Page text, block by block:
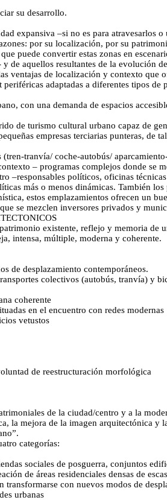
su desarrollo.
expansiva –si no es para atravesarlos
por su localización, por su
puede convertir estas zonas en
de aquellos resultantes de la evolución
ventajas de localización y contexto que
adaptadas a diferentes tipos de
con una demanda de espacios
de turismo cultural urbano capaz de
empresas terciarias punteras, de
(tren-tranvía/ coche-autobús/
– programas complejos donde se
políticos, oficinas
más o menos dinámicas. También
estos emplazamientos ofrecen un
se mezclen inversores privados y
existente, reflejo y memoria de
intensa, múltiple, moderna y coherente.
de desplazamiento contemporáneos.
colectivos (autobús, tranvía) y
coherente
en el encuentro con redes modernas
vetustos
de reestructuración morfológica
de la ciudad/centro y a la
mejora de la imagen arquitectónica y
categorías:
sociales de posguerra, conjuntos
de áreas residenciales densas de
con nuevos modos de
urbanas